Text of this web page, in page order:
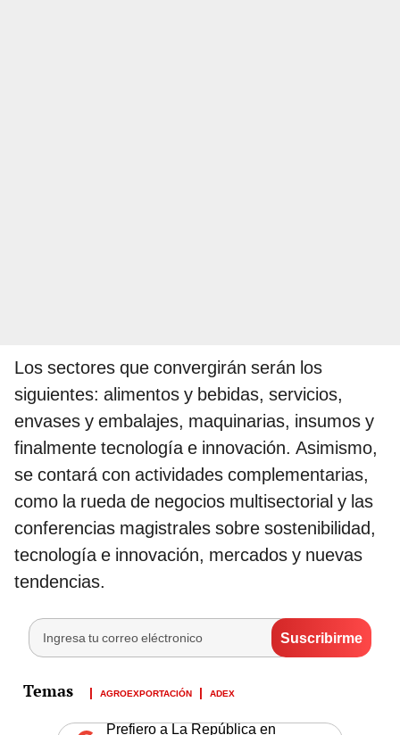
Los sectores que convergirán serán los
siguientes: alimentos y bebidas, servicios,
envases y embalajes, maquinarias, insumos y
finalmente tecnología e innovación. Asimismo,
se contará con actividades complementarias,
como la rueda de negocios multisectorial y las
conferencias magistrales sobre sostenibilidad,
tecnología e innovación, mercados y nuevas
tendencias.
AGROEXPORTACIÓN ADEX
Prefiero a La República en